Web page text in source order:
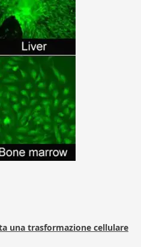
una trasformazione cellulare